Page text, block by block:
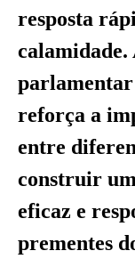
resposta
parlamentar
reforça a
entre
construir
eficaz e
prementes